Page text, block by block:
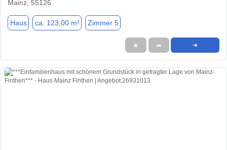
Mainz, 55126
Haus ca. 123,00 m² Zimmer 5
★ ➦ ➜